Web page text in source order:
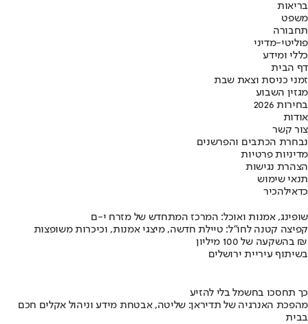
בריאות
משפט
תחבורה
פוליטי-מדיני
כללי ומידע
דף הבית
זמני כניסת וצאת שבת
מגזין השבוע
בחירות 2026
אודות
צור קשר
נבחרת הכתבים והפרשנים
מדיניות פרטיות
הצהרת נגישות
תנאי שימוש
כדאילהכיר
שופינג, אמנות ואוכל: המרכז המתחדש של מזרח י-ם
קפיצה קטנה לחו"ל: טיילת חדשה, מיצגי אמנות, וכיכרות משופצות
בהשקעה של 100 מיליון ₪
בשיתוף עיריית ירושלים
כך תחסכו בחשמל בלי להזיע
מהפכת האנרגיה של תדיראן: שליטה, אבטחת מידע וניהול אקלים חכם
בבית